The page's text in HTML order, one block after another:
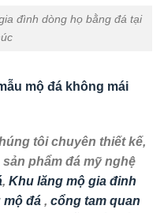
đình dòng họ bằng đá tại
mộ đá không mái
tôi chuyên thiết kế,
phẩm đá mỹ nghệ
, Khu lăng mộ gia đinh
mộ đá , cổng tam quan